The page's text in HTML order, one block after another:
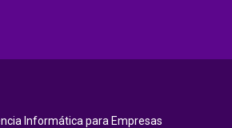
Informática para Empresas